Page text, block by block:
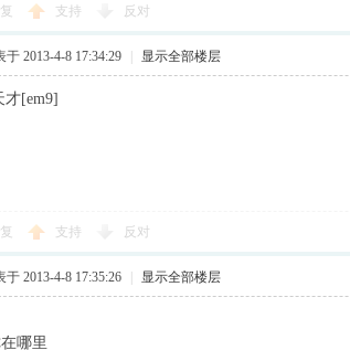
支持 反对
于 2013-4-8 17:34:29 显示全部楼层
才[em9]
支持 反对
于 2013-4-8 17:35:26 显示全部楼层
哪里